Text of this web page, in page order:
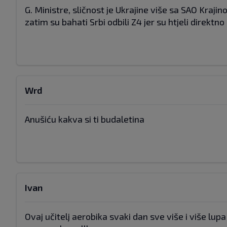
G. Ministre, sličnost je Ukrajine više sa SAO
zatim su bahati Srbi odbili Z4 jer su htjeli
Wrd
Anušiću kakva si ti budaletina
Ivan
Ovaj učitelj aerobika svaki dan sve više i više